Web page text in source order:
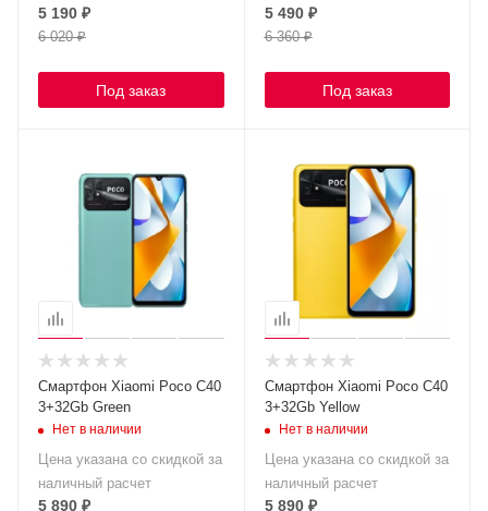
5 190 ₽
6 020₽
Под заказ
5 490₽
6 360₽
Под заказ
Смартфон Xiaomi Poco C40
3+32Gb Green
Нет в наличии
Цена указана со скидкой за
наличный расчет
5 890 ₽
Смартфон Xiaomi Poco C40
3+32Gb Yellow
Нет в наличии
Цена указана со скидкой за
наличный расчет
5 890₽